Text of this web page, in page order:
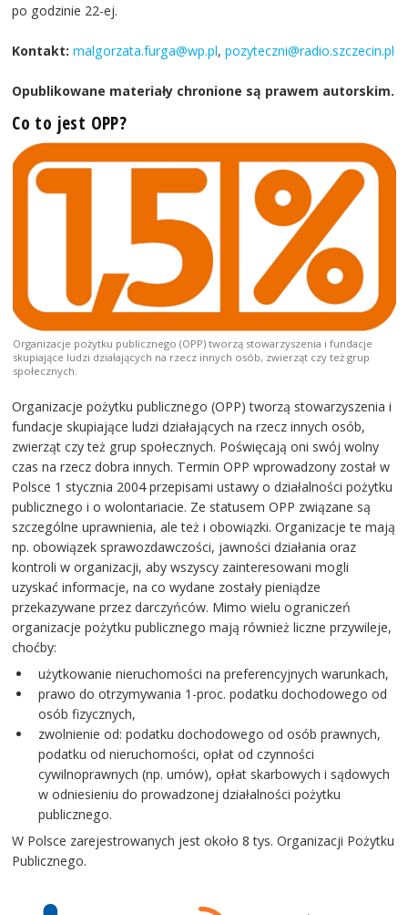
po godzinie 22-ej.
Kontakt: malgorzata.furga@wp.pl,pozyteczni@radio.szczecin.pl
Opublikowane materiały chronione są prawem autorskim.
Co to jest OPP?
Organizacje pożytku publicznego (OPP) tworzą stowarzyszenia i fundacje
skupiające ludzi działających na rzecz innych osób, zwierząt czy też grup
społecznych.
Organizacje pożytku publicznego (OPP) tworzą stowarzyszenia i
fundacje skupiające ludzi działających na rzecz innych osób,
zwierząt czy też grup społecznych. Poświęcają oni swój wolny
czas na rzecz dobra innych. Termin OPP wprowadzony został w
Polsce 1 stycznia 2004 przepisami ustawy o działalności pożytku
publicznego i o wolontariacie. Ze statusem OPP związane są
szczególne uprawnienia, ale też i obowiązki. Organizacje te mają
np. obowiązek sprawozdawczości, jawności działania oraz
kontroli w organizacji, aby wszyscy zainteresowani mogli
uzyskać informacje, na co wydane zostały pieniądze
przekazywane przez darczyńców. Mimo wielu ograniczeń
organizacje pożytku publicznego mają również liczne przywileje,
choćby:
użytkowanie nieruchomości na preferencyjnych warunkach,
prawo do otrzymywania 1-proc. podatku dochodowego od
osób fizycznych,
zwolnienie od: podatku dochodowego od osób prawnych,
podatku od nieruchomości, opłat od czynności
cywilnoprawnych (np. umów), opłat skarbowych i sądowych
w odniesieniu do prowadzonej działalności pożytku
publicznego.
W Polsce zarejestrowanych jest około 8 tys. Organizacji Pożytku
Publicznego.